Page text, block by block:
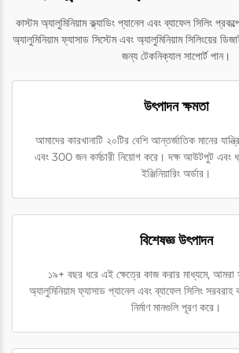
কাস্টম অ্যালুমিনিয়াম ক্ল্যাডিং প্যানেল এবং ব্যাফেল সিলিং
অ্যালুমিনিয়াম ফ্যাসাড সিস্টেম এবং অ্যালুমিনিয়াম সিলিংয়ের
জন্য টেকনিক্যাল সাপোর্ট পান।
উৎপাদন ক্ষমতা
আমাদের কারখানাটি ২০টির বেশি আন্তর্জাতিক মানের
এবং 300 জন কর্মচারী নিয়োগ করে। দক্ষ আউটপুট এবং
ইঞ্জিনিয়ারিং অর্ডার।
বিশেষজ্ঞ উৎপাদন
১৯+ বছর ধরে এই ক্ষেত্রে কাজ করার মাধ্যমে, আমরা
অ্যালুমিনিয়াম ফ্যাসাড প্যানেল এবং ব্যাফেল সিলিং
নির্মাণ মানগুলি পূরণ করে।